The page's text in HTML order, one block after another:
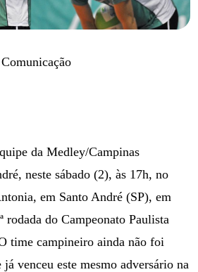
da Medley/Campinas
neste sábado (2), às 17h, no
em Santo André (SP), em
rodada do Campeonato Paulista
time campineiro ainda não foi
venceu este mesmo adversário na